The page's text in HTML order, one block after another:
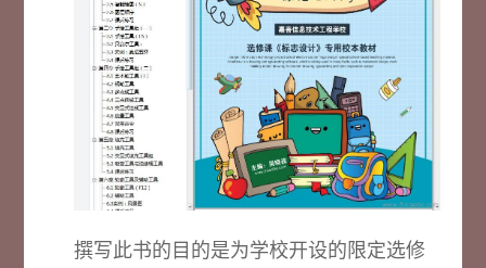
撰写此书的目的是为学校开设的限定选修